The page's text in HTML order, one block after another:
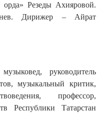
орда» Резеды Ахияровой.
Дирижер – Айрат
руководитель
музыкальный критик,
профессор,
Республики Татарстан